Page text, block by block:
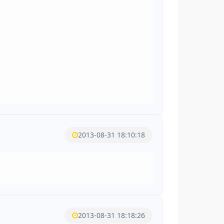
2013-08-31 18:10:18
2013-08-31 18:18:26